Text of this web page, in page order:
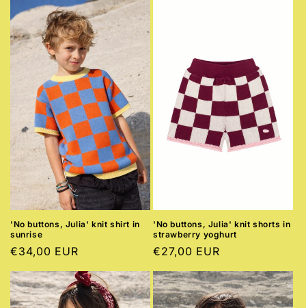
ç
ã
'No buttons, Julia' knit shirt in
sunrise
Preço
€34,00 EUR
'No buttons, Julia' knit shorts in
strawberry yoghurt
Preço
€27,00 EUR